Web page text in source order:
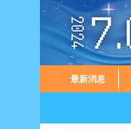
最新消息